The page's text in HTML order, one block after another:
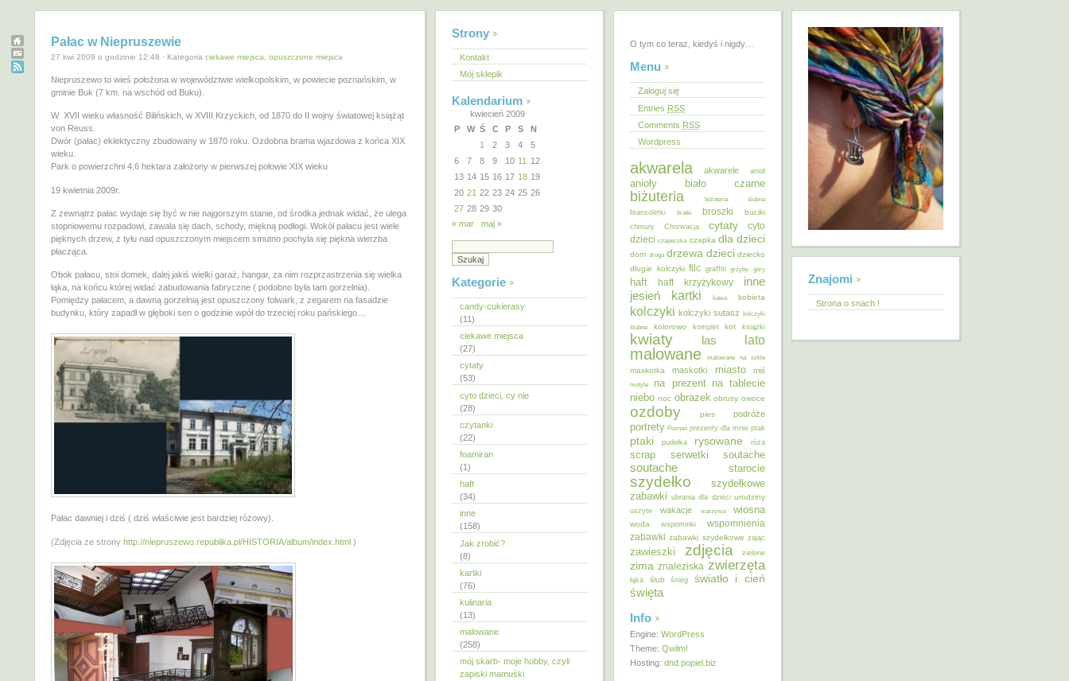
Pałac w Niepruszewie
27 kwi 2009 o godzinie 12:48 · Kategoria ciekawe miejsca opuszczone miejsca
Niepruszewo to wieś położona w województwie wielkopolskim, w powiecie poznańskim, w
gminie Buk (7 km. na wschód od Buku).
W XVII wieku własność Bilińskich, w XVIII Krzyckich, od 1870 do II wojny światowej książąt
von Reuss.
Dwór (pałac) eklektyczny zbudowany w 1870 roku. Ozdobna brama wjazdowa z końca XIX
wieku.
Park o powierzchni 4,6 hektara założony w pierwszej połowie XIX wieku
19 kwietnia 2009r.
Z zewnątrz pałac wydaje się być w nie najgorszym stanie, od środka jednak widać, że ulega
stopniowemu rozpadowi, zawala się dach, schody, miękną podłogi. Wokół pałacu jest wiele
pięknych drzew, z tyłu nad opuszczonym miejscem smutno pochyla się piękna wierzba
płacząca.
Obok pałacu, stoi domek, dalej jakiś wielki garaż, hangar, za nim rozprzastrzenia się wielka
łąka, na końcu której widać zabudowania fabryczne ( podobno była tam gorzelnia).
Pomiędzy pałacem, a dawną gorzelnią jest opuszczony folwark, z zegarem na fasadzie
budynku, który zapadł w głęboki sen o godzinie wpół do trzeciej roku pańskiego…
Pałac dawniej i dziś ( dziś właściwie jest bardziej różowy).
(Zdjęcia ze strony http://niepruszewo.republika.pl/HISTORIA/album/index.html )
Strony
Kontakt
Mój sklepik
Kalendarium
kwiecień 2009
P
W Ś C P S
N
1
2 3 4
5
6
7 8 9 10 11
12
13 14 15 16 17 18 19
20 21 22 23 24 25 26
27 28 29 30
« mar
maj »
Kategorie
candy-cukierasy
(11)
ciekawe miejsca
(27)
cytaty
(53)
cyto dzieci, cy nie
(28)
czytanki
(22)
foamiran
(1)
haft
(34)
inne
(158)
Jak zrobić?
(8)
kartki
(76)
kulinaria
(13)
malowane
(258)
mój skarb- moje hobby, czyli
zapiski mamuśki
O tym co teraz, kiedyś i nigdy…
Menu
Zaloguj się
Entries RSS
Comments RSS
Wordpress
akwarela akwarele anioł
anioły biało czarne
biżuteria
biżuteria ślubna
bransoletki
bratki broszki buciki
chmury Chorwacja cytaty
cyto
dzieci czapeczka czapka dla dzieci
dom droga drzewa dzieci dziecko
długie kolczyki filc graffiti grzyby góry
haft haft krzyżykowy inne
jesień kartki kawa kobieta
kolczyki kolczyki sutasz kolczyki
ślubne
kolorowo komplet kot książki
kwiaty las lato
malowane malowane na szkle
maskotka maskotki miasto miś
motyle na prezent na tablecie
niebo noc obrazek obrusy owoce
ozdoby pies podróże
portrety Poznań prezenty dla mnie ptak
ptaki pudełka rysowane róża
scrap serwetki soutache
soutache starocie
szydełko
szydełkowe
zabawki ubrania dla dzieci urodziny
uszyte wakacje warzywa wiosna
woda wspominki
wspomnienia
zabawki zabawki szydełkowe zając
zawieszki zdjęcia zielone
zima znaleziska zwierzęta
łąka ślub śnieg światło i cień
święta
Info
Engine: WordPress
Theme: Qwilm!
Hosting: dnd.popiel.biz
Znajomi
Strona o snach !